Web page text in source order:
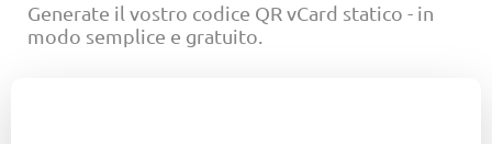
Generate il vostro codice QR vCard statico - in
modo semplice e gratuito.